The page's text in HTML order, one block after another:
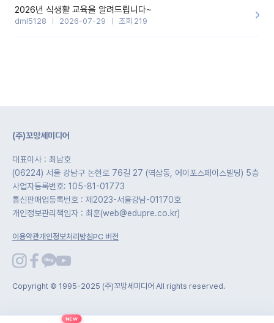
2026년 식생활 교육을 알려드립니다~
dml5128 2026-07-29 조회 219
(주)꼬망세미디어
대표이사 : 최남호
(06224) 서울 강남구 논현로 76길 27 (역삼동, 에이포스페이스빌딩) 5층
사업자등록번호: 105-81-01773
통신판매업등록번호 : 제2023-서울강남-01170호
개인정보관리책임자 : 최훈(web@edupre.co.kr)
이용약관개인정보처리방침PC 버전
Copyright © 1995-2025 (주)꼬망세미디어 All rights reserved.
NEW